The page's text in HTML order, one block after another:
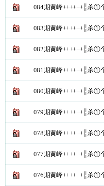
084期黄峰++++++╠杀①
083期黄峰++++++╠杀①
082期黄峰++++++╠杀①
081期黄峰++++++╠杀①
080期黄峰++++++╠杀①
079期黄峰++++++╠杀①
078期黄峰++++++╠杀①
077期黄峰++++++╠杀①
076期黄峰++++++╠杀①